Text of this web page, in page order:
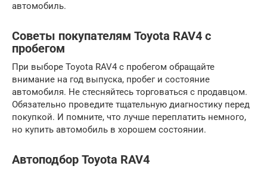
автомобиль.
Советы покупателям Toyota RAV4 с
пробегом
При выборе Toyota RAV4 с пробегом обращайте
внимание на год выпуска, пробег и состояние
автомобиля. Не стесняйтесь торговаться с продавцом.
Обязательно проведите тщательную диагностику перед
покупкой. И помните, что лучше переплатить немного,
но купить автомобиль в хорошем состоянии.
Автоподбор Toyota RAV4